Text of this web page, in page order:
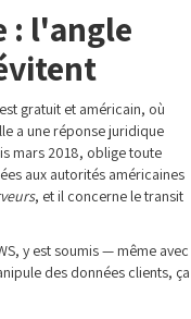
: l'angle
gratuit et américain, où
a une réponse juridique
mars 2018, oblige toute
aux autorités américaines
, et il concerne le transit
y est soumis — même avec
des données clients, ça